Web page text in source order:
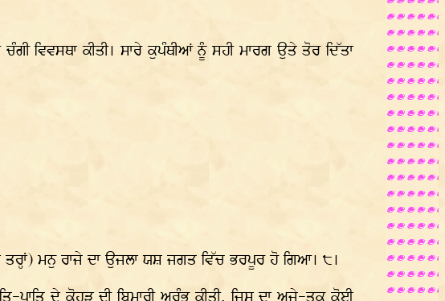
ਵਿਵਸਥਾ ਕੀਤੀ। ਸਾਰੇ ਕੁਪੰਥੀਆਂ ਨੂੰ ਸਹੀ ਮਾਰਗ ਉਤੇ ਤੋਰ ਦਿੱਤਾ
ਮਨੁ ਰਾਜੇ ਦਾ ਉਜਲਾ ਯਸ਼ ਜਗਤ ਵਿੱਚ ਭਰਪੂਰ ਹੋ ਗਿਆ। ੮।